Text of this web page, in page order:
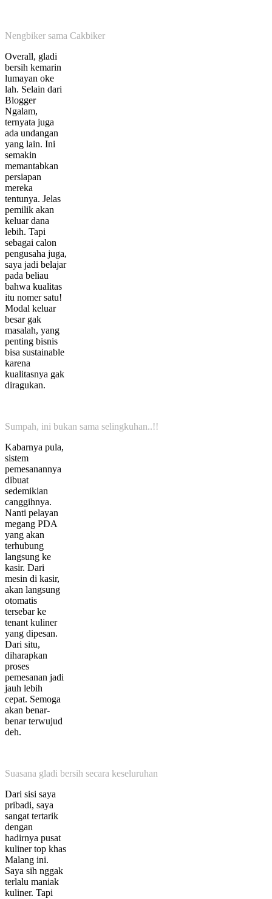
Nengbiker sama Cakbiker
Overall, gladi
bersih kemarin
lumayan oke
lah. Selain dari
Blogger
Ngalam,
ternyata juga
ada undangan
yang lain. Ini
semakin
memantabkan
persiapan
mereka
tentunya. Jelas
pemilik akan
keluar dana
lebih. Tapi
sebagai calon
pengusaha juga,
saya jadi belajar
pada beliau
bahwa kualitas
itu nomer satu!
Modal keluar
besar gak
masalah, yang
penting bisnis
bisa sustainable
karena
kualitasnya gak
diragukan.
Sumpah, ini bukan sama selingkuhan..!!
Kabarnya pula,
sistem
pemesanannya
dibuat
sedemikian
canggihnya.
Nanti pelayan
megang PDA
yang akan
terhubung
langsung ke
kasir. Dari
mesin di kasir,
akan langsung
otomatis
tersebar ke
tenant kuliner
yang dipesan.
Dari situ,
diharapkan
proses
pemesanan jadi
jauh lebih
cepat. Semoga
akan benar-
benar terwujud
deh.
Suasana gladi bersih secara keseluruhan
Dari sisi saya
pribadi, saya
sangat tertarik
dengan
hadirnya pusat
kuliner top khas
Malang ini.
Saya sih nggak
terlalu maniak
kuliner. Tapi